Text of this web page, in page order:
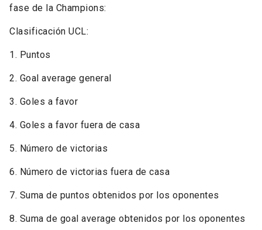
fase de la Champions:
Clasificación UCL:
1. Puntos
2. Goal average general
3. Goles a favor
4. Goles a favor fuera de casa
5. Número de victorias
6. Número de victorias fuera de casa
7. Suma de puntos obtenidos por los oponentes
8. Suma de goal average obtenidos por los oponentes